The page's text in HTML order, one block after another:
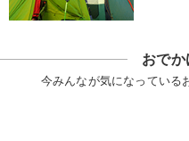
おでか
今みんなが気になっている